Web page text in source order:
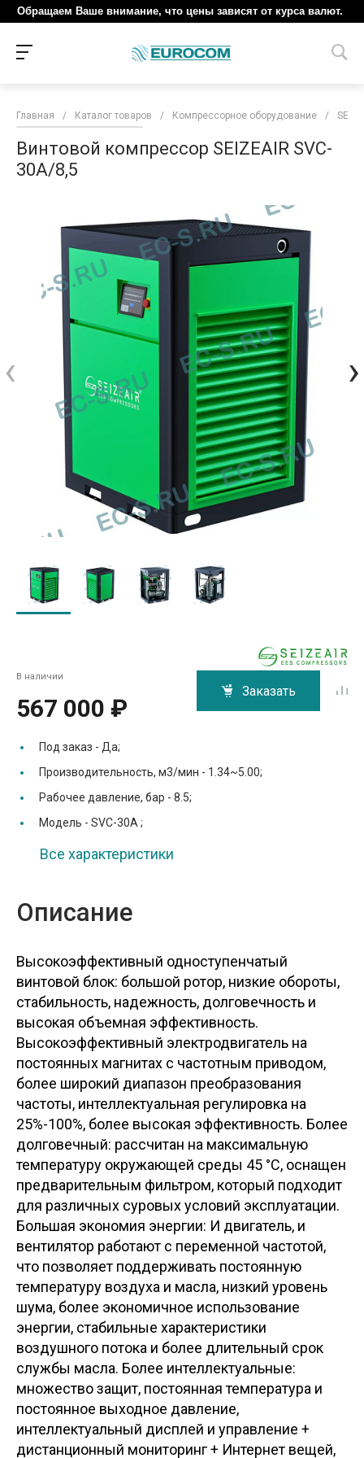
Обращаем Ваше внимание, что цены зависят от курса валют.
Главная / Каталог товаров / Компрессорное оборудование /
Винтовой компрессор SEIZEAIR SVC-
30A/8,5
‹ ›
В наличии
567 000 ₽
Заказать
Под заказ - Да;
Производительность, м3/мин - 1.34~5.00;
Рабочее давление, бар - 8.5;
Модель - SVC-30A ;
Все характеристики
Описание
Высокоэффективный одноступенчатый
винтовой блок: большой ротор, низкие обороты,
стабильность, надежность, долговечность и
высокая объемная эффективность.
Высокоэффективный электродвигатель на
постоянных магнитах с частотным приводом,
более широкий диапазон преобразования
частоты, интеллектуальная регулировка на
25%-100%, более высокая эффективность. Более
долговечный: рассчитан на максимальную
температуру окружающей среды 45 °C, оснащен
предварительным фильтром, который подходит
для различных суровых условий эксплуатации.
Большая экономия энергии: И двигатель, и
вентилятор работают с переменной частотой,
что позволяет поддерживать постоянную
температуру воздуха и масла, низкий уровень
шума, более экономичное использование
энергии, стабильные характеристики
воздушного потока и более длительный срок
службы масла. Более интеллектуальные:
множество защит, постоянная температура и
постоянное выходное давление,
интеллектуальный дисплей и управление +
дистанционный мониторинг + Интернет вещей,